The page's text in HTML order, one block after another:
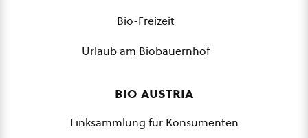
Bio-Freizeit
Urlaub am Biobauernhof
bio austria
Linksammlung für Konsumenten